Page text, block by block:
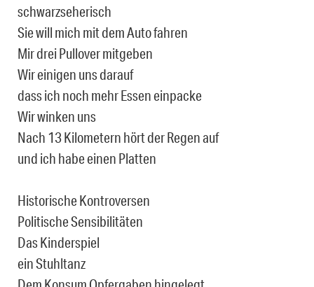
schwarzseherisch
Sie will mich mit dem Auto fahren
Mir drei Pullover mitgeben
Wir einigen uns darauf
dass ich noch mehr Essen einpacke
Wir winken uns
Nach 13 Kilometern hört der Regen auf
und ich habe einen Platten
Historische Kontroversen
Politische Sensibilitäten
Das Kinderspiel
ein Stuhltanz